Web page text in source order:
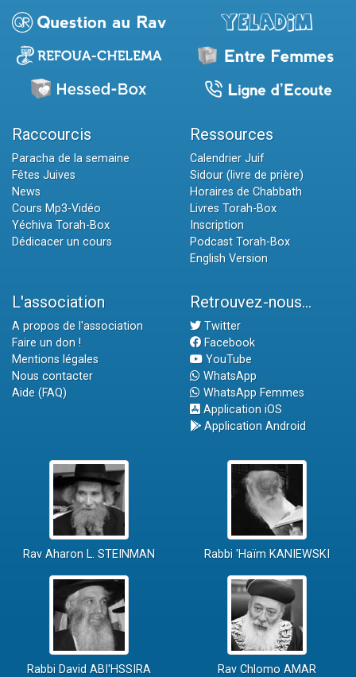
Raccourcis
Paracha de la semaine
Fêtes Juives
News
Cours Mp3-Vidéo
Yéchiva Torah-Box
Dédicacer un cours
Ressources
Calendrier Juif
Sidour (livre de prière)
Horaires de Chabbath
Livres Torah-Box
Inscription
Podcast Torah-Box
English Version
L'association
A propos de l'association
Faire un don !
Mentions légales
Nous contacter
Aide (FAQ)
Retrouvez-nous...
Twitter
Facebook
YouTube
WhatsApp
WhatsApp Femmes
Application iOS
Application Android
Rav Aharon L. STEINMAN Rabbi 'Haïm KANIEWSKI
Rabbi David ABI'HSSIRA Rav Chlomo AMAR